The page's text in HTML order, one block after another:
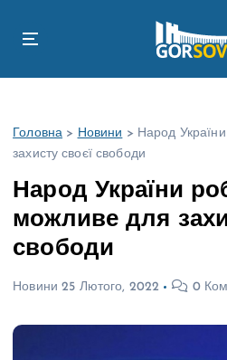
Головна > Новини > Народ
захисту своєї свободи
Народ України
можливе для
свободи
Новини 25 Лютого, 2022 0